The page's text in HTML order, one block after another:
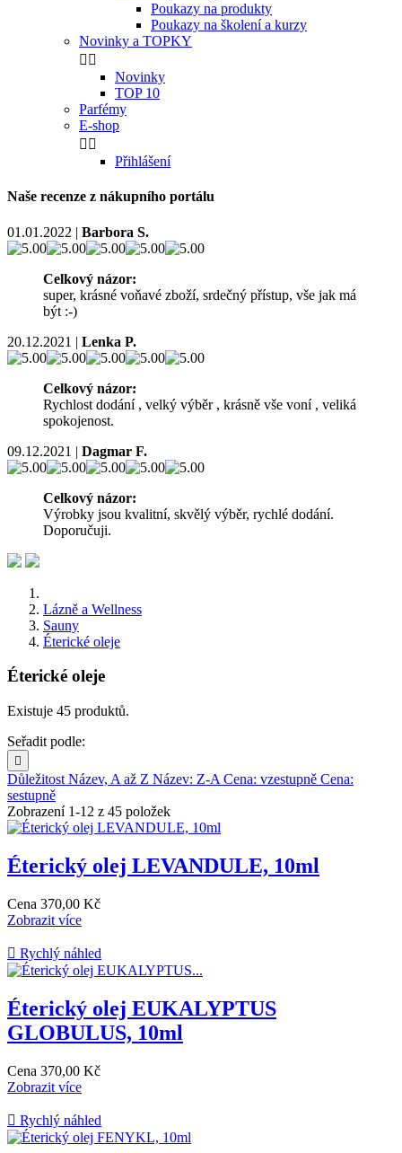
Poukazy na produkty
Poukazy na školení a kurzy
Novinky a TOPKY
 
Novinky
TOP 10
Parfémy
E-shop
 
Přihlášení
Naše recenze z nákupního portálu
01.01.2022 | Barbora S.
Celkový názor:
super, krásné voňavé zboží, srdečný přístup, vše jak má
být :-)
20.12.2021 | Lenka P.
Celkový názor:
Rychlost dodání , velký výběr , krásně vše voní , veliká
spokojenost.
09.12.2021 | Dagmar F.
Celkový názor:
Výrobky jsou kvalitní, skvělý výběr, rychlé dodání.
Doporučuji.
Lázně a Wellness
Sauny
Éterické oleje
Éterické oleje
Existuje 45 produktů.
Seřadit podle:

Důležitost Název, A až Z Název: Z-A Cena: vzestupně Cena:
sestupně
Zobrazení 1-12 z 45 položek
Éterický olej LEVANDULE, 10ml
Cena 370,00 Kč
Zobrazit více
 Rychlý náhled
Éterický olej EUKALYPTUS
GLOBULUS, 10ml
Cena 370,00 Kč
Zobrazit více
 Rychlý náhled